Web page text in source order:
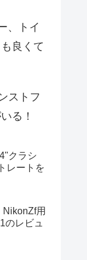
、トイ
良くて
ストフ
る！
クラシ
レートを
用
のレビュ